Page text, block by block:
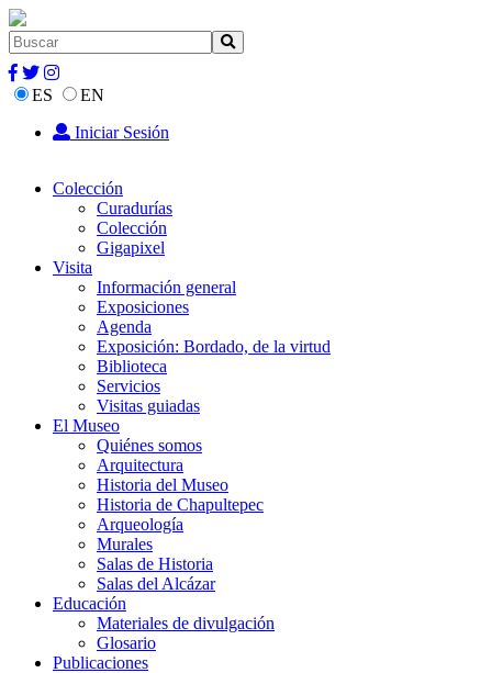
ES
EN
Iniciar Sesión
Colección
Curadurías
Colección
Gigapixel
Visita
Información general
Exposiciones
Agenda
Exposición: Bordado, de la virtud
Biblioteca
Servicios
Visitas guiadas
El Museo
Quiénes somos
Arquitectura
Historia del Museo
Historia de Chapultepec
Arqueología
Murales
Salas de Historia
Salas del Alcázar
Educación
Materiales de divulgación
Glosario
Publicaciones